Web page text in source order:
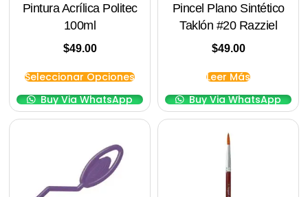
Pintura Acrílica Politec
100ml
$49.00
Seleccionar Opciones
Buy Via WhatsApp
Pincel Plano Sintético
Taklón #20 Razziel
$49.00
Leer Más
Buy Via WhatsApp